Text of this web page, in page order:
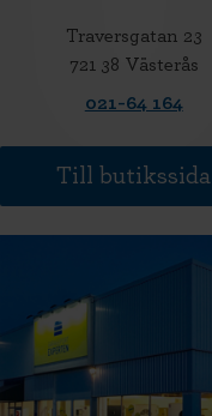
Traversgatan 23
721 38 Västerås
021-64 164
Till butikssida